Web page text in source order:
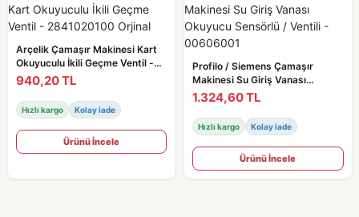
Arçelik Çamaşır Makinesi Kart
Okuyuculu İkili Geçme Ventil -
2841020100 Orjinal
940,20 TL
Hızlı kargo Kolay iade
Ürünü İncele
Profilo / Siemens Çamaşır
Makinesi Su Giriş Vanası
Okuyucu Sensörlü / Ventili -
00606001
1.324,60 TL
Hızlı kargo Kolay iade
Ürünü İncele